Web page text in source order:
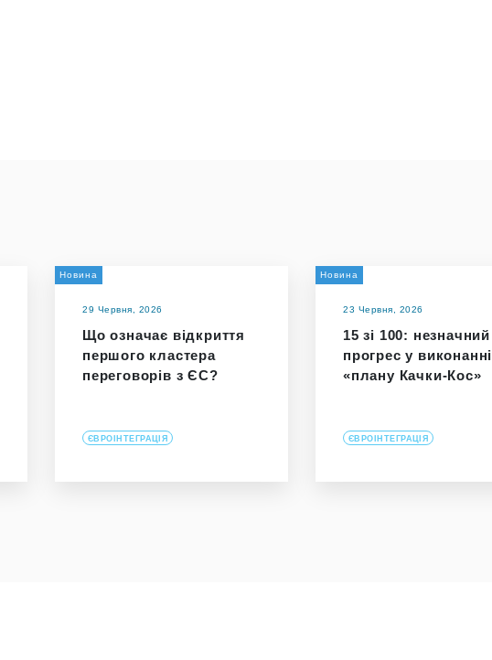
Новина
29 Червня, 2026
Що означає відкриття
першого кластера
переговорів з ЄС?
ЄВРОІНТЕГРАЦІЯ
Новина
23 Червня, 2026
15 зі 100: незначний
прогрес у виконанні
«плану Качки-Кос»
ЄВРОІНТЕГРАЦІЯ